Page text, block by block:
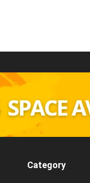
Category